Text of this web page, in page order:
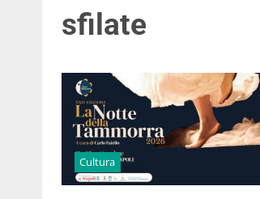
sfilate
Cultura